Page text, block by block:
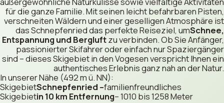
für die ganze Familie. Mit seinen leicht befahrbaren Pisten,
verschneiten Wäldern und einer geselligen Atmosphäre ist
das Schnepfenried das perfekte Reiseziel, umSchnee,
Entspannung und Bergluftzu verbinden. Ob Sie Anfänger,
passionierter Skifahrer oder einfach nur Spaziergänger
sind – dieses Skigebiet in den Vogesen verspricht Ihnen ein
authentisches Erlebnis ganz nah an der Natur.
In unserer Nähe (492 m ü. NN):
SkigebietSchnepfenried –familienfreundliches
Skigebietin 10 km Entfernung– 1010 bis 1258 Meter